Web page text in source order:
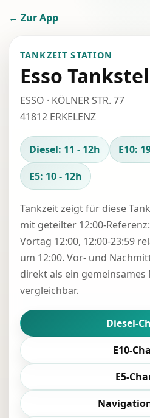
← Zur App
TANKZEIT STATION
Esso
ESSO · KÖLNER STR. 77
41812 ERKELENZ
Diesel: 11 - 12h
E10:
E5: 10 - 12h
Tankzeit zeigt für diese
mit geteilter 12:00-
Vortag 12:00, 12:00-23:59
um 12:00. Vor- und
direkt als ein gemeinsames
vergleichbar.
Diesel-
E10-
E5-